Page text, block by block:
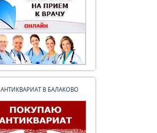
АНТИКВАРИАТ В БАЛАКОВО